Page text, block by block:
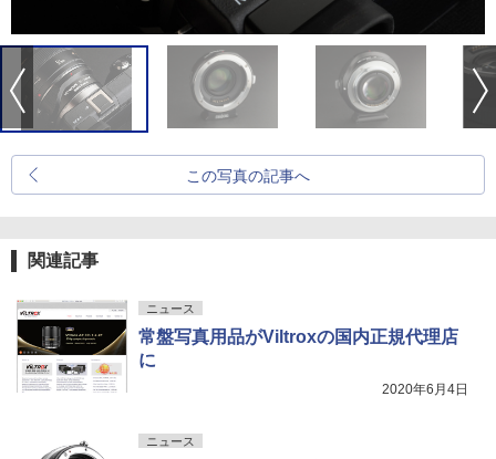
この写真の記事へ
関連記事
ニュース
常盤写真用品がViltroxの国内正規代理店
に
2020年6月4日
ニュース